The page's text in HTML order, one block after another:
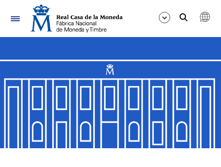
Navegació
Mostra/Amaga
Mostra/Amaga
Mostra/Amaga